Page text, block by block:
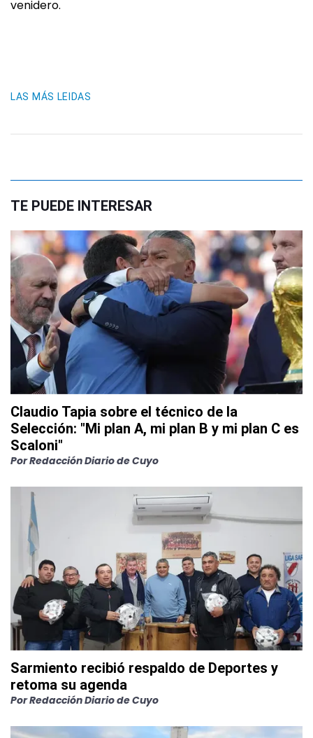
venidero.
LAS MÁS LEIDAS
TE PUEDE INTERESAR
Claudio Tapia sobre el técnico de la
Selección: "Mi plan A, mi plan B y mi plan C es
Scaloni"
PorRedacción Diario de Cuyo
Sarmiento recibió respaldo de Deportes y
retoma su agenda
PorRedacción Diario de Cuyo